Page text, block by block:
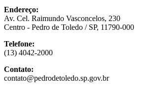
Endereço:
Av. Cel. Raimundo Vasconcelos, 230
Centro - Pedro de Toledo / SP, 11790-000
Telefone:
(13) 4042-2000
Contato:
contato@pedrodetoledo.sp.gov.br